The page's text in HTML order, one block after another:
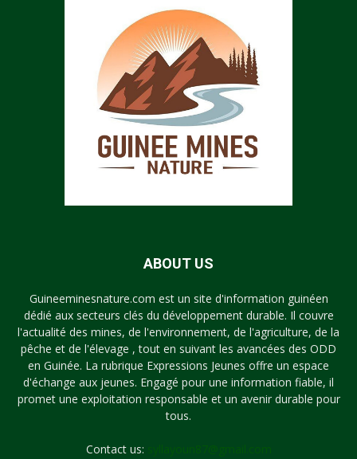
ABOUT US
Guineeminesnature.com est un site d'information guinéen
dédié aux secteurs clés du développement durable. Il couvre
l'actualité des mines, de l'environnement, de l'agriculture, de la
pêche et de l'élevage , tout en suivant les avancées des ODD
en Guinée. La rubrique Expressions Jeunes offre un espace
d'échange aux jeunes. Engagé pour une information fiable, il
promet une exploitation responsable et un avenir durable pour
tous.
Contact us: